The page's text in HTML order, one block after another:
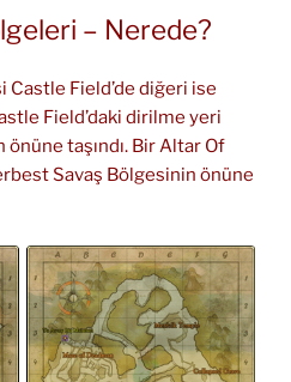
– Nerede?
Castle Field’de diğeri ise
Field’daki dirilme yeri
taşındı. Bir Altar Of
Savaş Bölgesinin önüne